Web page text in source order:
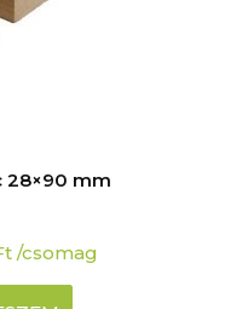
28×90 mm
/csomag